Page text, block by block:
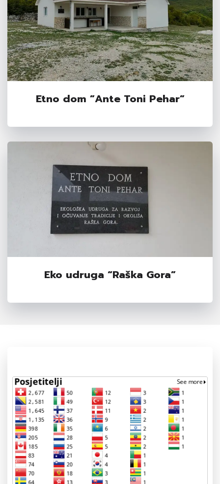
Etno dom ”Ante Toni Pehar”
Eko udruga “Raška Gora”